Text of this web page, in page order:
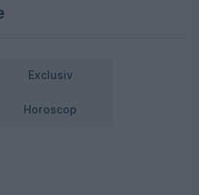
Exclusiv
Horoscop